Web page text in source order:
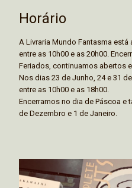
Horário
A Livraria Mundo Fantasma
entre as 10h00 e as 20h00.
Feriados, continuamos abertos
Nos dias 23 de Junho, 24 e 31
entre as 10h00 e as 18h00.
Encerramos no dia de Páscoa e
de Dezembro e 1 de Janeiro.